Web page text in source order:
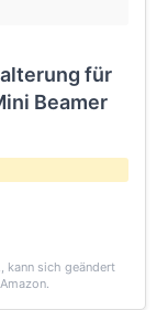
für
Beamer
kann sich geändert